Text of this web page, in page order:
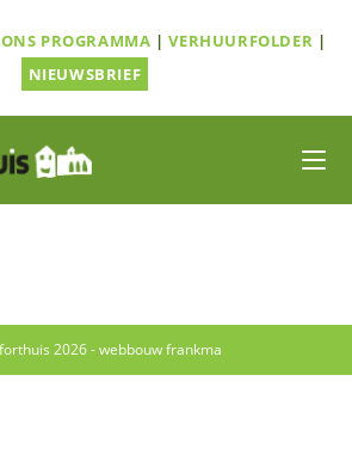
ONS PROGRAMMA |VERHUURFOLDER |
NIEUWSBRIEF
2026 - webbouwfrankma